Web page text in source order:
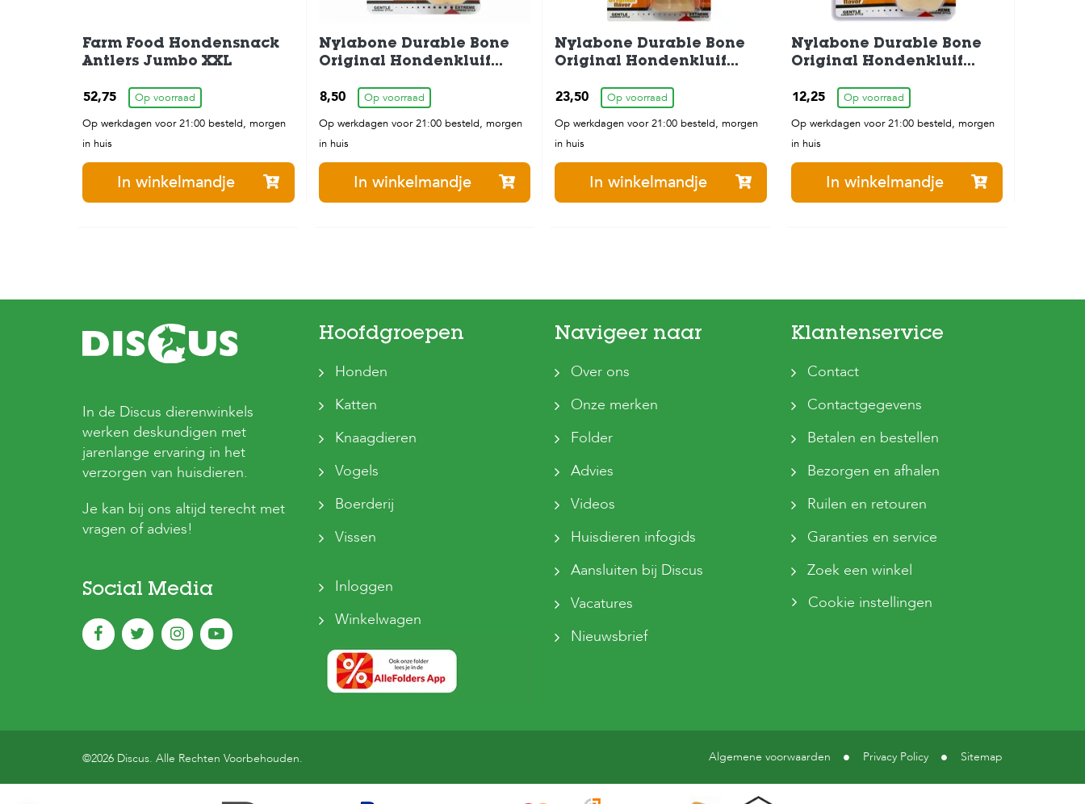
Farm Food Hondensnack
Antlers Jumbo XXL
52,75
Op voorraad
Op werkdagen voor 21:00 besteld, morgen
in huis
In winkelmandje
Nylabone Durable Bone
Original Hondenkluif
11kg
8,50
Op voorraad
Op werkdagen voor 21:00 besteld, morgen
in huis
In winkelmandje
Nylabone Durable Bone
Original Hondenkluif
30kg
23,50
Op voorraad
Op werkdagen voor 21:00 besteld, morgen
in huis
In winkelmandje
Nylabone Durable Bone
Original Hondenkluif
16kg
12,25
Op voorraad
Op werkdagen voor 21:00 besteld, morgen
in huis
In winkelmandje
In de Discus dierenwinkels
werken deskundigen met
jarenlange ervaring in het
verzorgen van huisdieren.
Je kan bij ons altijd terecht met
vragen of advies!
Social Media
Hoofdgroepen
Honden
Katten
Knaagdieren
Vogels
Boerderij
Vissen
Inloggen
Winkelwagen
Navigeer naar
Over ons
Onze merken
Folder
Advies
Videos
Huisdieren infogids
Aansluiten bij Discus
Vacatures
Nieuwsbrief
Klantenservice
Contact
Contactgegevens
Betalen en bestellen
Bezorgen en afhalen
Ruilen en retouren
Garanties en service
Zoek een winkel
Cookie instellingen
©2026 Discus. Alle Rechten Voorbehouden. Algemene voorwaarden Privacy Policy Sitemap